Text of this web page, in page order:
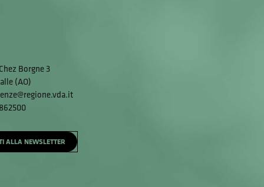
Borgne 3
(AO)
ALLA NEWSLETTER